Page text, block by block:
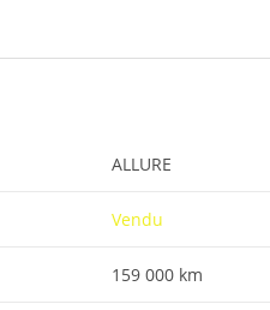
ALLURE
Vendu
159 000 km